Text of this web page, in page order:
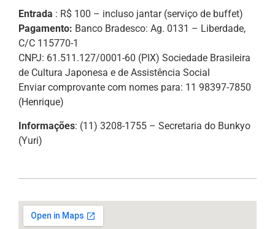
Entrada : R$ 100 – incluso jantar (serviço de buffet)
Pagamento: Banco Bradesco: Ag. 0131 – Liberdade,
C/C 115770-1
CNPJ: 61.511.127/0001-60 (PIX) Sociedade Brasileira
de Cultura Japonesa e de Assistência Social
Enviar comprovante com nomes para: 11 98397-7850
(Henrique)
Informações: (11) 3208-1755 – Secretaria do Bunkyo
(Yuri)